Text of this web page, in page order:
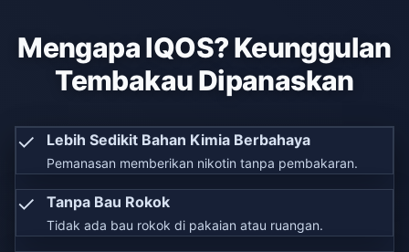
Mengapa IQOS? Keunggulan
Tembakau Dipanaskan
✓ Lebih Sedikit Bahan Kimia Berbahaya
Pemanasan memberikan nikotin tanpa pembakaran.
✓ Tanpa Bau Rokok
Tidak ada bau rokok di pakaian atau ruangan.